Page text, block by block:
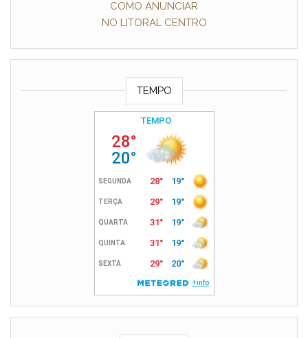
COMO ANUNCIAR
NO LITORAL CENTRO
TEMPO